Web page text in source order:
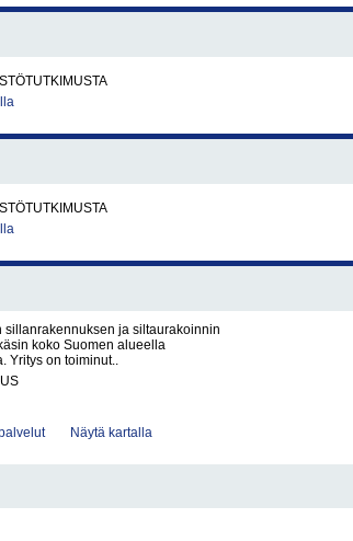
sillanrakennuksen ja siltaurakoinnin
koko Suomen alueella
Yritys on toiminut..
Näytä kartalla